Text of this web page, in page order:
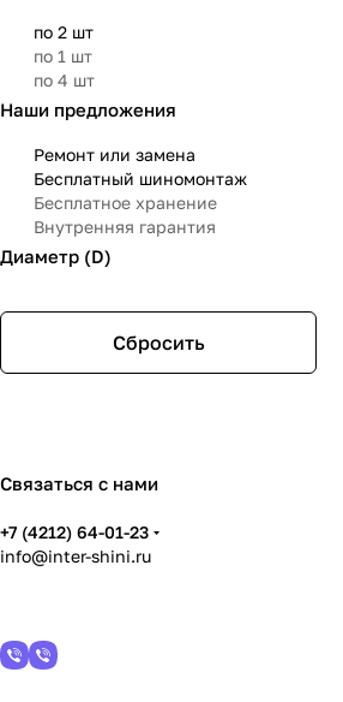
Омскшина
по 2 шт
по 1 шт
по 4 шт
Наши предложения
Ремонт или замена
Бесплатный шиномонтаж
Бесплатное хранение
Внутренняя гарантия
Диаметр (D)
Сбросить
Связаться с нами
+7 (4212) 64-01-23
info@inter-shini.ru